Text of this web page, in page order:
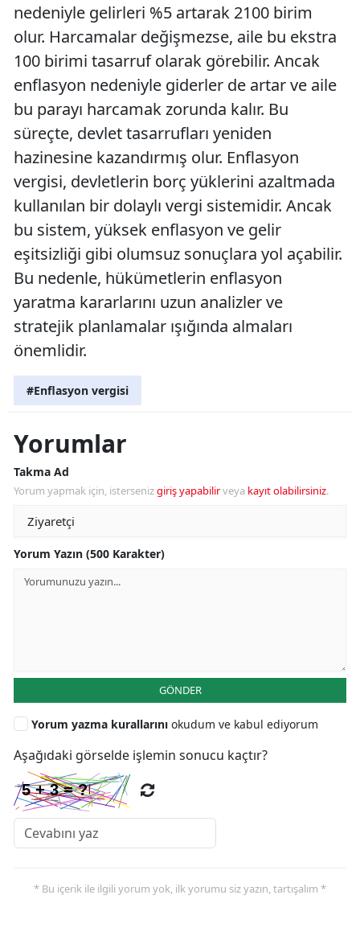
nedeniyle gelirleri %5 artarak 2100 birim
olur. Harcamalar değişmezse, aile bu ekstra
100 birimi tasarruf olarak görebilir. Ancak
enflasyon nedeniyle giderler de artar ve aile
bu parayı harcamak zorunda kalır. Bu
süreçte, devlet tasarrufları yeniden
hazinesine kazandırmış olur. Enflasyon
vergisi, devletlerin borç yüklerini azaltmada
kullanılan bir dolaylı vergi sistemidir. Ancak
bu sistem, yüksek enflasyon ve gelir
eşitsizliği gibi olumsuz sonuçlara yol açabilir.
Bu nedenle, hükümetlerin enflasyon
yaratma kararlarını uzun analizler ve
stratejik planlamalar ışığında almaları
önemlidir.
#Enflasyon vergisi
Yorumlar
Takma Ad
Yorum yapmak için, istersenizgiriş yapabilirveya kayıt olabilirsiniz.
Yorum Yazın (500 Karakter)
GÖNDER
Yorum yazma kurallarını okudum ve kabul ediyorum
Aşağıdaki görselde işlemin sonucu kaçtır?
* Bu içerik ile ilgili yorum yok, ilk yorumu siz yazın, tartışalım *